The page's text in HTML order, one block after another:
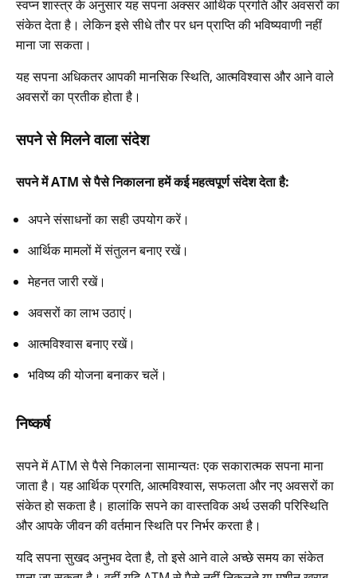
स्वप्न शास्त्र के अनुसार यह सपना अक्सर आर्थिक प्रगति और अवसरों का
संकेत देता है। लेकिन इसे सीधे तौर पर धन प्राप्ति की भविष्यवाणी नहीं
माना जा सकता।
यह सपना अधिकतर आपकी मानसिक स्थिति, आत्मविश्वास और आने वाले
अवसरों का प्रतीक होता है।
सपने से मिलने वाला संदेश
सपने में ATM से पैसे निकालना हमें कई महत्वपूर्ण संदेश देता है:
अपने संसाधनों का सही उपयोग करें।
आर्थिक मामलों में संतुलन बनाए रखें।
मेहनत जारी रखें।
अवसरों का लाभ उठाएं।
आत्मविश्वास बनाए रखें।
भविष्य की योजना बनाकर चलें।
निष्कर्ष
सपने में ATM से पैसे निकालना सामान्यतः एक सकारात्मक सपना माना
जाता है। यह आर्थिक प्रगति, आत्मविश्वास, सफलता और नए अवसरों का
संकेत हो सकता है। हालांकि सपने का वास्तविक अर्थ उसकी परिस्थिति
और आपके जीवन की वर्तमान स्थिति पर निर्भर करता है।
यदि सपना सुखद अनुभव देता है, तो इसे आने वाले अच्छे समय का संकेत